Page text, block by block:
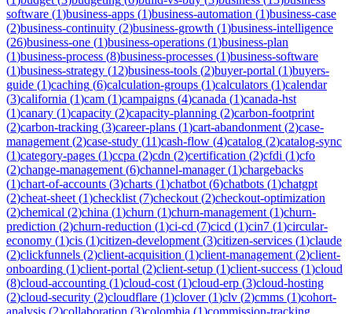
software (1)business-apps (1)business-automation (1)business-case
(2)business-continuity (2)business-growth (1)business-intelligence
(26)business-one (1)business-operations (1)business-plan
(1)business-process (8)business-processes (1)business-software
(1)business-strategy (12)business-tools (2)buyer-portal (1)buyers-
guide (1)caching (6)calculation-groups (1)calculators (1)calendar
(3)california (1)cam (1)campaigns (4)canada (1)canada-hst
(1)canary (1)capacity (2)capacity-planning (2)carbon-footprint
(2)carbon-tracking (3)career-plans (1)cart-abandonment (2)case-
management (2)case-study (11)cash-flow (4)catalog (2)catalog-sync
(1)category-pages (1)ccpa (2)cdn (2)certification (2)cfdi (1)cfo
(2)change-management (6)channel-manager(1)chargebacks
(1)chart-of-accounts (3)charts (1)chatbot (6)chatbots (1)chatgpt
(2)cheat-sheet (1)checklist (7)checkout (2)checkout-optimization
(2)chemical (2)china (1)churn (1)churn-management (1)churn-
prediction (2)churn-reduction (1)ci-cd (7)cicd (1)cin7 (1)circular-
economy (1)cis (1)citizen-development (3)citizen-services (1)claude
(2)clickfunnels (2)client-acquisition (1)client-management (2)client-
onboarding (1)client-portal (2)client-setup (1)client-success (1)cloud
(8)cloud-accounting (1)cloud-cost (1)cloud-erp (3)cloud-hosting
(2)cloud-security (2)cloudflare (1)clover(1)clv (2)cmms (1)cohort-
analysis (2)collaboration (3)colombia (1)commission-tracking